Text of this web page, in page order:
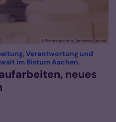
© Bistum Aachen / Andreas Steindl
Verantwortung und
im Bistum Aachen.
neues